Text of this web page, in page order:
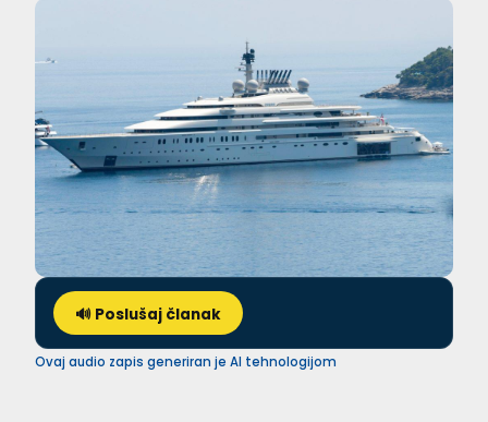
🔊 Poslušaj članak
Ovaj audio zapis generiran je AI tehnologijom